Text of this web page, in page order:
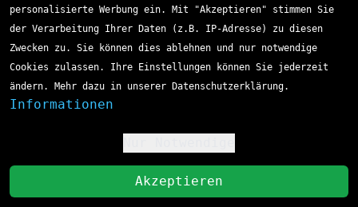
Aufbewahrung
Mittleres Druckvolumen (500-1.500
Seiten/Monat):
TN-326C: Bessere Kosten pro Seite
Weniger häufiger Kartuschwechsel
Hohes Druckvolumen (über 1.500
Maximale Effizienz für Büroumgebungen
Brother engagiert sich für nachhaltiges
personalisierte Werbung ein. Mit "Akzeptieren" stimmen Sie
der Verarbeitung Ihrer Daten (z.B. IP-Adresse) zu diesen
Zwecken zu. Sie können dies ablehnen und nur notwendige
Cookies zulassen. Ihre Einstellungen können Sie jederzeit
ändern. Mehr dazu in unserer Datenschutzerklärung.
Informationen
Akzeptieren